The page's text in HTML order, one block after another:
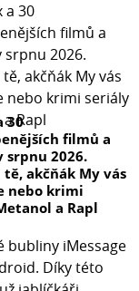
30
filmů a
srpnu 2026.
tě, akčňák My vás
nebo krimi
a Rapl